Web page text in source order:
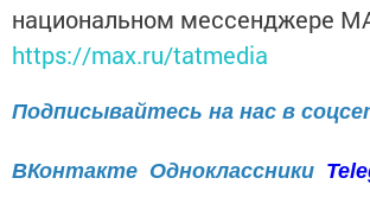
национальном мессенджере
https://max.ru/tatmedia
Подписывайтесь на нас в
ВКонтакте Одноклассники